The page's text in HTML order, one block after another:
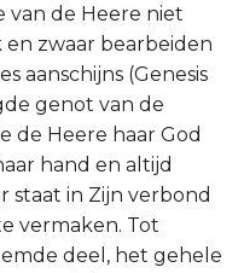
van de Heere niet
zwaar bearbeiden
aanschijns (Genesis
genot van de
de Heere haar God
hand en altijd
staat in Zijn verbond
vermaken. Tot
deel, het gehele